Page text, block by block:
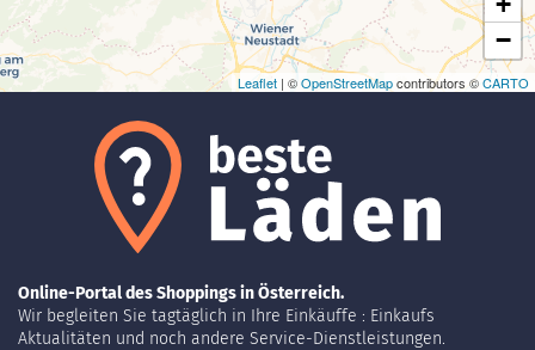
−
Leaflet | ©OpenStreetMapcontributors ©CARTO
Online-Portal des Shoppings in Österreich.
Wir begleiten Sie tagtäglich in Ihre Einkäuffe : Einkaufs
Aktualitäten und noch andere Service-Dienstleistungen.